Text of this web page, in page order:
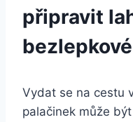
připravit
Vydat se na cestu
palačinek může